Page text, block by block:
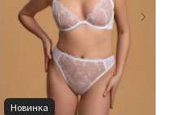
Новинка